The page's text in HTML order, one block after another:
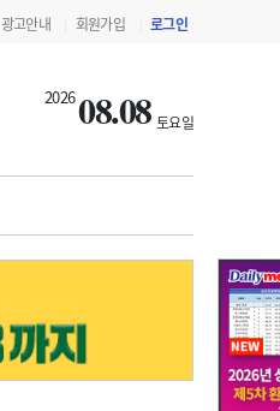
광고안내 회원가입 로그인
202608.08 토요일